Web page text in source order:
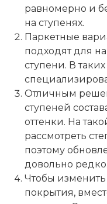
равномерно и
на ступенях.
Паркетные
подходят для
ступени. В
Отличным
ступеней
оттенки. На
рассмотреть
поэтому
довольно редко.
Чтобы изменить
покрытия,